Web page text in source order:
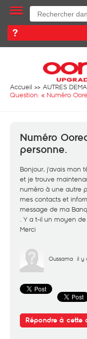
Accueil
AUTRES
Question: « Numéro
Numéro
personne.
Bonjour, j'avais mon
et je trouve
numéro à une autre
mes contacts et
message de ma
. Y a t-il un moyen
Merci
Oussama il y
Répondre à cette